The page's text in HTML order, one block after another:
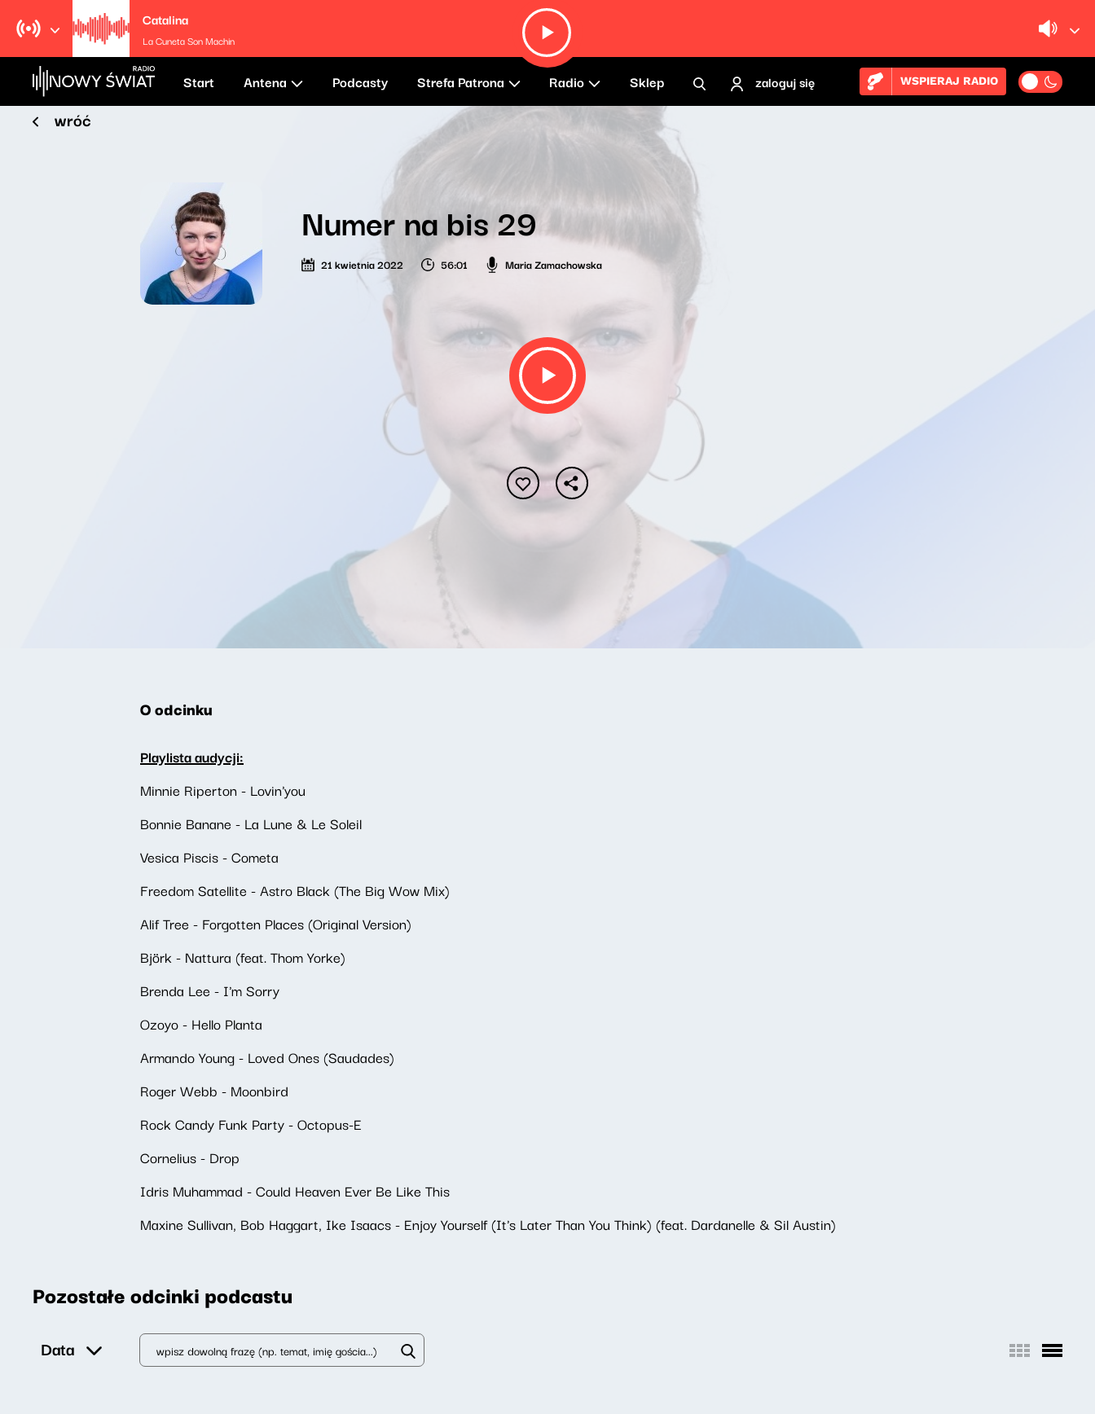
Catalina
La Cuneta Son Machin
Start Antena Podcasty Strefa Patrona Radio Sklep zaloguj się WSPIERAJ RADIO
wróć
Numer na bis 29
21 kwietnia 2022 56:01 Maria Zamachowska
O odcinku
Playlista audycji:
Minnie Riperton - Lovin'you
Bonnie Banane - La Lune & Le Soleil
Vesica Piscis - Cometa
Freedom Satellite - Astro Black (The Big Wow Mix)
Alif Tree - Forgotten Places (Original Version)
Björk - Nattura (feat. Thom Yorke)
Brenda Lee - I'm Sorry
Ozoyo - Hello Planta
Armando Young - Loved Ones (Saudades)
Roger Webb - Moonbird
Rock Candy Funk Party - Octopus-E
Cornelius - Drop
Idris Muhammad - Could Heaven Ever Be Like This
Maxine Sullivan, Bob Haggart, Ike Isaacs - Enjoy Yourself (It's Later Than You Think) (feat. Dardanelle & Sil Austin)
Pozostałe odcinki podcastu
Data